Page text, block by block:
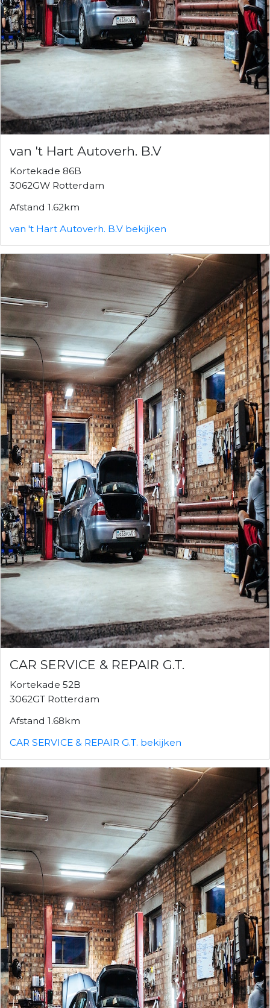
van 't Hart Autoverh. B.V
Kortekade 86B
3062GW Rotterdam
Afstand 1.62km
van 't Hart Autoverh. B.V bekijken
CAR SERVICE & REPAIR G.T.
Kortekade 52B
3062GT Rotterdam
Afstand 1.68km
CAR SERVICE & REPAIR G.T. bekijken